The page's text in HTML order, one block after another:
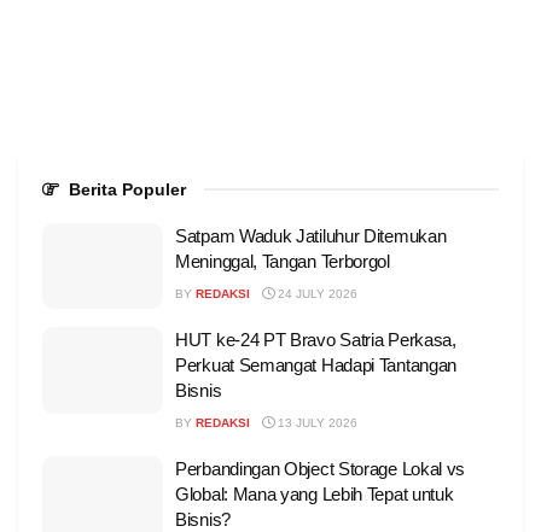
Berita Populer
Satpam Waduk Jatiluhur Ditemukan
Meninggal, Tangan Terborgol
BY REDAKSI 24 JULY 2026
HUT ke-24 PT Bravo Satria Perkasa,
Perkuat Semangat Hadapi Tantangan
Bisnis
BY REDAKSI 13 JULY 2026
Perbandingan Object Storage Lokal vs
Global: Mana yang Lebih Tepat untuk
Bisnis?